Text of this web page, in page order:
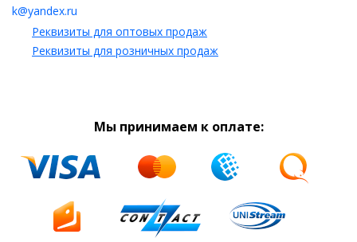
k@yandex.ru
Реквизиты для оптовых продаж
Реквизиты для розничных продаж
Мы принимаем к оплате: